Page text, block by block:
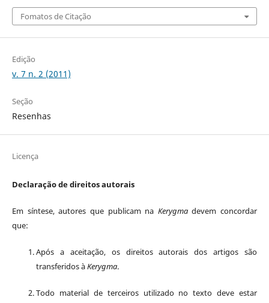
Fomatos de Citação
Edição
v. 7 n. 2 (2011)
Seção
Resenhas
Licença
Declaração de direitos autorais
Em síntese, autores que publicam na Kerygmadevem concordar
que:
Após a aceitação, os direitos autorais dos artigos são
transferidos àKerygma.
Todo material de terceiros utilizado no texto deve estar